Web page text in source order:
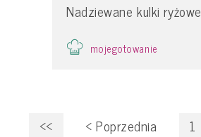
Nadziewane kulki ryżowe
mojegotowanie
<< < Poprzednia 1